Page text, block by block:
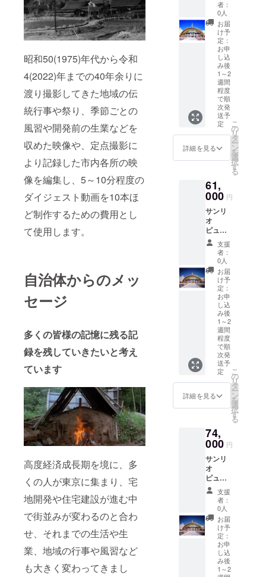
昭和50(1975)年代から令和
4(2022)年までの40年余りに
渡り撮影してきた地域の伝
統行事や祭り、季節ごとの
風習や開発前の生業などを
収めた映像や、定点撮影に
より記録した市内各所の映
像を編集し、5～10分程度の
ダイジェスト動画を10本ほ
ど制作するための費用とし
て使用します。
自治体からのメッ
セージ
多くの皆様の記憶に残る記
録を残していきたいと考え
ています
高度経済成長期を境に、多
くの人が東京に集まり、宅
地開発や住宅建設が進む中
で街並みが変わるのと合わ
せ、それまでの生活や生
業、地域の行事や風習など
も大きく変わってきまし
せん。
換金や
他の
サービ
スによ
る差額
返金に
は応じ
られま
せん。
・深夜1
時以降
は深夜
追加料
金が発
生いた
しま
詳細は
公式HP
をご確
認、ま
たは施
設にお
電話く
ださ
い。
鶏の健
康を考
えた自
家配合
飼料で
元気に
育った
鶏の卵
です。
◆レモ
ン果汁:
イタリ
ア産の
汁と瀬
戸内海
レモン
(栽培期
間中農
薬不使
用)の果
汁、2種
類をそ
の時ど
きで使
用して
おりま
す。ご
了承く
ださ
い。 ■
お礼品
の内容
につい
て ・マ
ドレー
造地:東
京都多
味期限:
発送日
から20
日 ・
フィナ
ンシェ
[3個]
製
造地:東
京都多
摩市
賞
味期限:
発送日
から20
ご持参
なしの
場合、
事由に
関わら
ずサー
ビスの
ご提供
が出来
ませ
ん。(規
定の料
金をご
請求さ
せて頂
きま
す。) ※
限迄に
必ずご
利用く
ださ
い。期
日を過
ぎたチ
ケット
はご利
用頂け
ませ
ん。 ※
チケッ
トの払
戻等は
出来ま
せん。
ナ、く
まの
メープ
ルマド
レーヌ
■生産者
の声
「私た
ちのお
菓子が
幸せを
運ぶこ
とがで
きます
よう
に」そ
う願い
を作っ
て20年
目にな
りまし
た。 こ
れから
も誠実
にまっ
すぐ
に お
菓子を
つくっ
てまい
りま
す。 ■
お礼品
の内容
につい
て ・豪
華お楽
しみプ
ラン[18
個入り]
原
摩市/製
造地:東
京都多
摩市
賞
味期限:
出荷日
+7日 ■
原材
料・成
分 フィ
ナン
シェ:卵
アーモ
ンド バ
ター 小
リジャ
ン フィ
ナン
シェ フ
ロラン
タン 京
王尾根
のメル
シー
ショコ
ラ ×2 レ
トロマ
ドレー
ヌ ×3 か
らきだ
の道
リーフ
摩どー
なつ プ
レーン
多摩
どーな
つ チョ
コ パウ
ンド フ
ルーツ
パウン
ド オレ
ンジ パ
ウンド
かぼ
ちゃ パ
ウンド
チョコ
チップ
天使の
おくり
もの ■
生産者
の声 東
京郊外
の自然
街、唐
木田で
地元に
末永く
愛され
ていけ
るよう
努めて
いるパ
ティス
リーで
す。 素
材にこ
だわ
り、衛
生管理
10021 ■
お礼品
の内容
につい
て ・サ
ンリオ
ピュー
ロラン
ドデイ
パス
ポート
[2枚]
サービ
地:東京
都多摩
限:発送
日から3
か月後
の末日
まで ■
注意事
項/その
他 ※寄
付お申
し込み
受付
後、株
式会社
サンリ
オエン
ターテ
イメン
トより
チケッ
トを送
付いた
す。 ※
事前に
願いい
たしま
す。 ※
先着に
て受付
を行
い、定
員に達
した場
合は受
付終了
となり
ます。
各日の
定員数
た天然
温泉を
加水せ
ずにご
提供 ■
お礼品
の内容
につい
て ・極
楽湯多
摩セン
ター店
回数券
[10枚綴
サービ
ス提供
市
有効期
限:発送
日から
2026年
3月末日
■提供
サービ
ス いつ
でもご
利用可
能な入
浴券と
してご
利用い
ただけ
ます。
平日、
土日
祝、
シーズ
適用期
間中も
けま
す。 ■
注意事
項/その
他 ◆配
送に関
する内
容 寄付
申し込
み後に
2026年
3月度末
日の回
数券(10
枚綴り)
パス
ポート
(大小人
シニア
共通)が
1枚、シ
アター
ピュー
ロパス1
(ピュー
ロパス
販売所
にて、
ご希望
のシア
ターの
場券と
引き換
えられ
ます)、
ライド
ピュー
ロパス1
枚(1枚
で最大4
名様ま
で、館
内2か所
のライ
ド系ア
トラク
ション
のいず
れかが
優先入
場でご
乗車で
きま
す)、サ
ンリオ
当たり
(館内当
たりく
じ売り
場でお
好きな
くじを
お引き
くださ
い)、レ
ディキ
ティハ
ウス
フォト
引換券1
枚(レ
ディキ
者：
0人
お届
け予
定：
お申
し込
み後
1～2
週間
程度
で順
次発
送予
定
詳細を見る
こ
の
リ
タ
ー
ン
を
選
択
す
る
61,
000 円
サンリ
オ
ピュー
ロラン
ドデイ
パス
ポート
(大小人
シニア
共通)が
2枚、シ
アター
ピュー
ロパス2
(ピュー
ロパス
販売所
にて、
ご希望
のシア
ターの
場券と
引き換
えられ
ます)、
ライド
ピュー
ロパス1
枚(1枚
で最大4
名様ま
で、館
内2か所
のライ
ド系ア
トラク
ション
支援
者：
0人
お届
け予
定：
お申
し込
み後
1～2
週間
程度
で順
次発
送予
定
詳細を見る
こ
の
リ
タ
ー
ン
を
選
択
す
る
74,
000 円
サンリ
オ
ピュー
ロラン
ド年間
パス
ポート
引換券1
枚(イン
フォ
メー
ション
セン
支援
者：
0人
お届
け予
定：
お申
し込
み後
1～2